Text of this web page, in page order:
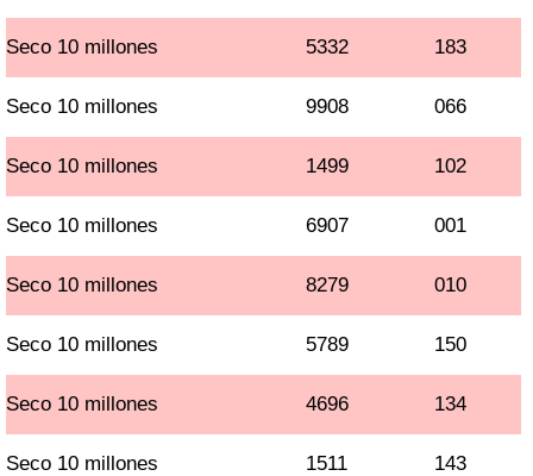
Seco 10 millones 5332 183
Seco 10 millones 9908 066
Seco 10 millones 1499 102
Seco 10 millones 6907 001
Seco 10 millones 8279 010
Seco 10 millones 5789 150
Seco 10 millones 4696 134
Seco 10 millones 1511 143